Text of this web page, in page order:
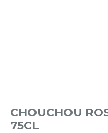
CHOUCHOU
75CL